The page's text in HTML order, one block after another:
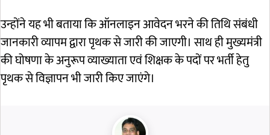
उन्होंने यह भी बताया कि ऑनलाइन आवेदन भरने की तिथि संबंधी
जानकारी व्यापम द्वारा पृथक से जारी की जाएगी। साथ ही मुख्यमंत्री
की घोषणा के अनुरूप व्याख्याता एवं शिक्षक के पदों पर भर्ती हेतु
पृथक से विज्ञापन भी जारी किए जाएंगे।